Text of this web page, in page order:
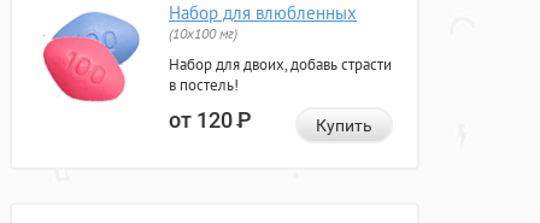
Набор для влюбленных
(10х100 мг)
Набор для двоих, добавь страсти
в постель!
от 120Р Купить